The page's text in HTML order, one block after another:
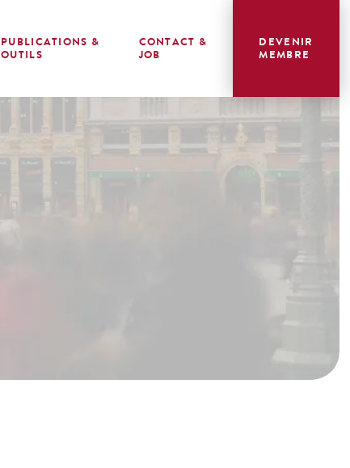
PUBLICATIONS &
OUTILS
CONTACT &
JOB
DEVENIR
MEMBRE